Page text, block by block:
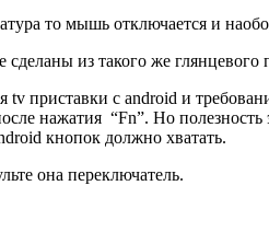
то мышь отключается и
из такого же глянцевого
приставки с android и
нажатия “Fn”. Но
кнопок должно хватать.
она переключатель.